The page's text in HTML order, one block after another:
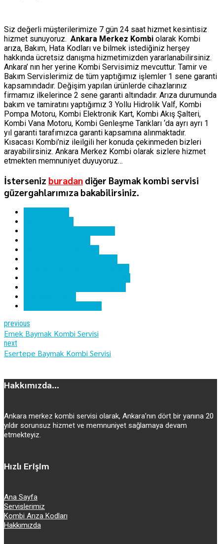
Siz değerli müşterilerimize 7 gün 24 saat hizmet kesintisiz
hizmet sunuyoruz. Ankara Merkez Kombi olarak Kombi
arıza, Bakım, Hata Kodları ve bilmek istediğiniz herşey
hakkında ücretsiz danışma hizmetimizden yararlanabilirsiniz.
Ankara’ nın her yerine Kombi Servisimiz mevcuttur. Tamir ve
Bakım Servislerimiz de tüm yaptığımız işlemler 1 sene garanti
kapsamındadır. Değişim yapılan ürünlerde cihazlarınız
firmamız ilkelerince 2 sene garanti altındadır. Arıza durumunda
bakım ve tamiratını yaptığımız 3 Yollu Hidrolik Valf, Kombi
Pompa Motoru, Kombi Elektronik Kart, Kombi Akış Şalteri,
Kombi Vana Motoru, Kombi Genleşme Tankları ‘da ayrı ayrı 1
yıl garanti tarafımızca garanti kapsamına alınmaktadır.
Kısacası Kombi’niz ileilgili her konuda çekinmeden bizleri
arayabilirsiniz. Ankara Merkez Kombi olarak sizlere hizmet
etmekten memnuniyet duyuyoruz…
İsterseniz buradan diğer Baymak kombi servisi
güzergahlarımıza bakabilirsiniz.
previous
Emek Baymak Kombi Servisi
next
Esertepe Baymak Kombi Servisi
Hakkımızda...
Ankara merkez kombi servisi olarak, Ankara’nın dört bir yanına 20
yıldır sorunsuz hizmet ve memnuniyet sağlamaya devam
etmekteyiz.
Hızlı Erişim
Ana Sayfa
Servislerimiz
Kombi Arıza Kodları
Hakkımızda